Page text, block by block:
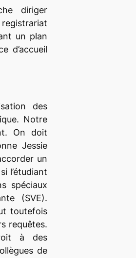
diriger
un plan
d’accueil
des
Notre
On doit
Jessie
un
l’étudiant
spéciaux
(SVE).
toutefois
requêtes.
à des
de